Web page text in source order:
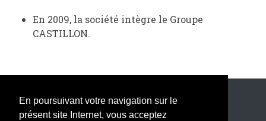
En poursuivant votre navigation sur le
présent site Internet, vous acceptez
En 2009, la société intègre le Groupe
CASTILLON.
Nous contacter